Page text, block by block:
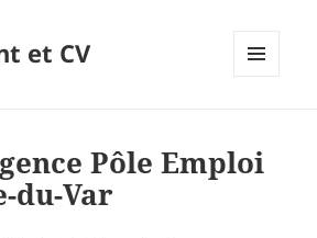
et CV
Pôle Emploi
du-Var